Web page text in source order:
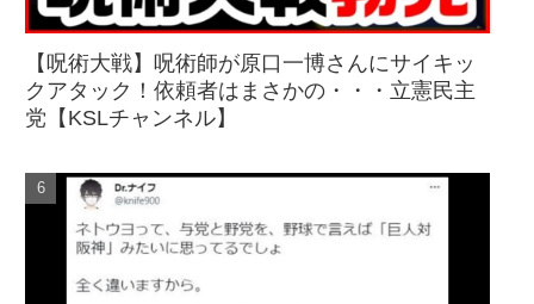
【呪術大戦】呪術師が原口一博さんにサイキッ
クアタック！依頼者はまさかの・・・立憲民主
党【KSLチャンネル】